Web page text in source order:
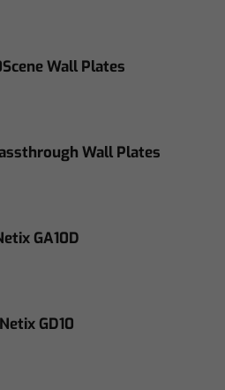
Wall Plates
Wall Plates
GA10D
GD10